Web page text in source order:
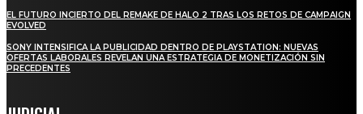
EL FUTURO INCIERTO DEL REMAKE DE HALO 2 TRAS LOS RETOS DE CAMPAIGN
EVOLVED
SONY INTENSIFICA LA PUBLICIDAD DENTRO DE PLAYSTATION: NUEVAS
OFERTAS LABORALES REVELAN UNA ESTRATEGIA DE MONETIZACIÓN SIN
PRECEDENTES